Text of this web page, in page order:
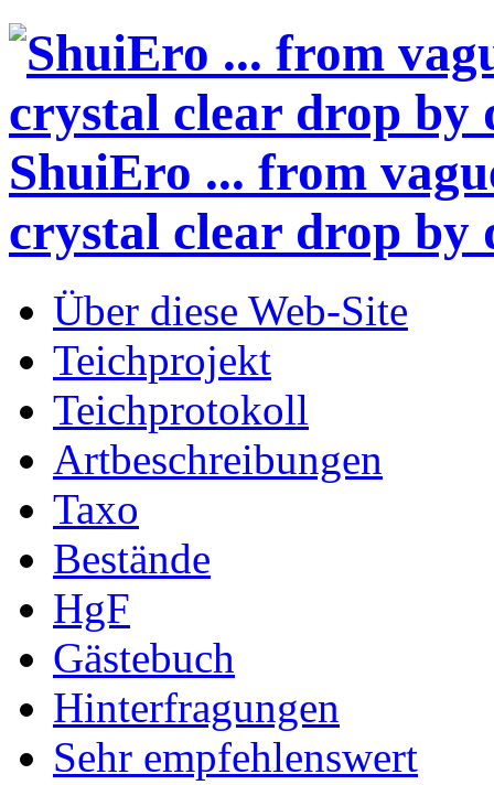
ShuiEro ... from
crystal clear drop by
Über diese Web-Site
Teichprojekt
Teichprotokoll
Artbeschreibungen
Taxo
Bestände
HgF
Gästebuch
Hinterfragungen
Sehr empfehlenswert